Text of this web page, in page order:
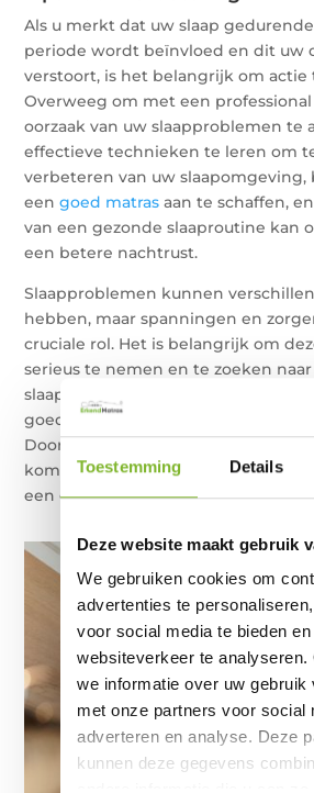
Toestemming Details
Deze website maakt gebruik
We gebruiken cookies om
advertenties te
voor social media te bieden
websiteverkeer te analyseren.
we informatie over uw gebruik
met onze partners voor social
adverteren en analyse. Deze
kunnen deze gegevens
Als u merkt dat uw slaap
periode wordt beïnvloed en dit uw
verstoort, is het belangrijk om
Overweeg om met een
oorzaak van uw slaapproblemen te
effectieve technieken te leren om
verbeteren van uw
eengoed matras aan te schaffen,
van een gezonde slaaproutine kan
een betere nachtrust.
Slaapproblemen kunnen
hebben, maar spanningen en
cruciale rol. Het is belangrijk om
serieus te nemen en te zoeken
slaapkwaliteit te verbeteren,
goedeboxspring
met juiste
Door te begrijpen waar uw
komen, kunt u gerichter werken
een gezondere slaaproutine